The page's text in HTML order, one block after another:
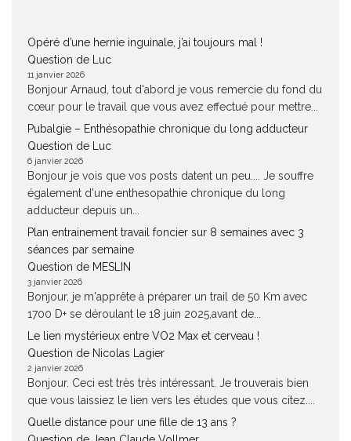
Opéré d’une hernie inguinale, j’ai toujours mal !
Question de Luc
11 janvier 2026
Bonjour Arnaud, tout d'abord je vous remercie du fond du
cœur pour le travail que vous avez effectué pour mettre...
Pubalgie – Enthésopathie chronique du long adducteur
Question de Luc
6 janvier 2026
Bonjour je vois que vos posts datent un peu.... Je souffre
également d'une enthesopathie chronique du long
adducteur depuis un...
Plan entrainement travail foncier sur 8 semaines avec 3
séances par semaine
Question de MESLIN
3 janvier 2026
Bonjour, je m'apprête à préparer un trail de 50 Km avec
1700 D+ se déroulant le 18 juin 2025,avant de...
Le lien mystérieux entre VO2 Max et cerveau !
Question de Nicolas Lagier
2 janvier 2026
Bonjour. Ceci est très très intéressant. Je trouverais bien
que vous laissiez le lien vers les études que vous citez....
Quelle distance pour une fille de 13 ans ?